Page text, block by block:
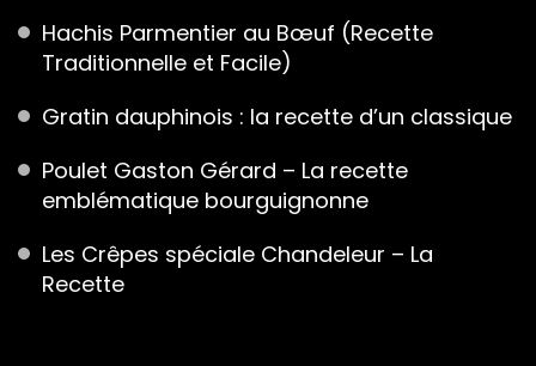
Hachis Parmentier au Bœuf (Recette
Traditionnelle et Facile)
Gratin dauphinois : la recette d’un classique
Poulet Gaston Gérard – La recette
emblématique bourguignonne
Les Crêpes spéciale Chandeleur – La
Recette